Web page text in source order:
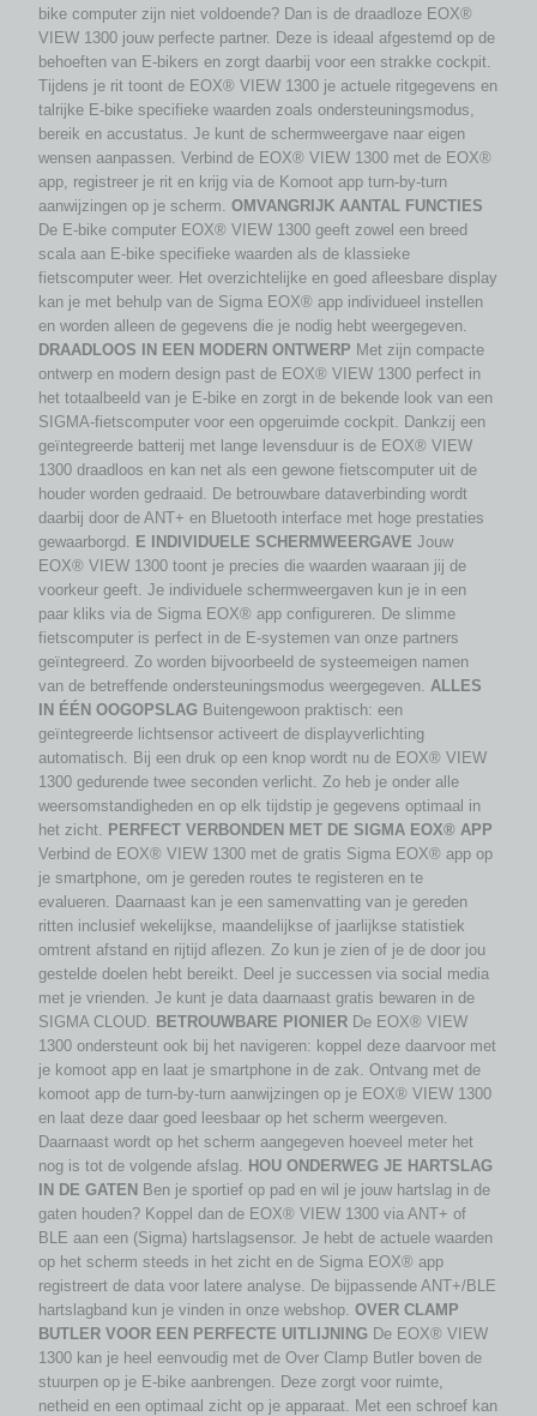
bike computer zijn niet voldoende? Dan is de draadloze EOX®
VIEW 1300 jouw perfecte partner. Deze is ideaal afgestemd op de
behoeften van E-bikers en zorgt daarbij voor een strakke cockpit.
Tijdens je rit toont de EOX® VIEW 1300 je actuele ritgegevens en
talrijke E-bike specifieke waarden zoals ondersteuningsmodus,
bereik en accustatus. Je kunt de schermweergave naar eigen
wensen aanpassen. Verbind de EOX® VIEW 1300 met de EOX®
app, registreer je rit en krijg via de Komoot app turn-by-turn
aanwijzingen op je scherm.OMVANGRIJK AANTAL FUNCTIES
De E-bike computer EOX® VIEW 1300 geeft zowel een breed
scala aan E-bike specifieke waarden als de klassieke
fietscomputer weer. Het overzichtelijke en goed afleesbare display
kan je met behulp van de Sigma EOX® app individueel instellen
en worden alleen de gegevens die je nodig hebt weergegeven.
DRAADLOOS IN EEN MODERN ONTWERP Met zijn compacte
ontwerp en modern design past de EOX® VIEW 1300 perfect in
het totaalbeeld van je E-bike en zorgt in de bekende look van een
SIGMA-fietscomputer voor een opgeruimde cockpit. Dankzij een
geïntegreerde batterij met lange levensduur is de EOX® VIEW
1300 draadloos en kan net als een gewone fietscomputer uit de
houder worden gedraaid. De betrouwbare dataverbinding wordt
daarbij door de ANT+ en Bluetooth interface met hoge prestaties
gewaarborgd.
E INDIVIDUELE SCHERMWEERGAVE Jouw
EOX® VIEW 1300 toont je precies die waarden waaraan jij de
voorkeur geeft. Je individuele schermweergaven kun je in een
paar kliks via de Sigma EOX® app configureren. De slimme
fietscomputer is perfect in de E-systemen van onze partners
geïntegreerd. Zo worden bijvoorbeeld de systeemeigen namen
van de betreffende ondersteuningsmodus weergegeven. ALLES
IN ÉÉN OOGOPSLAG Buitengewoon praktisch: een
geïntegreerde lichtsensor activeert de displayverlichting
automatisch. Bij een druk op een knop wordt nu de EOX® VIEW
1300 gedurende twee seconden verlicht. Zo heb je onder alle
weersomstandigheden en op elk tijdstip je gegevens optimaal in
het zicht.
PERFECT VERBONDEN MET DE SIGMA EOX® APP
Verbind de EOX® VIEW 1300 met de gratis Sigma EOX® app op
je smartphone, om je gereden routes te registeren en te
evalueren. Daarnaast kan je een samenvatting van je gereden
ritten inclusief wekelijkse, maandelijkse of jaarlijkse statistiek
omtrent afstand en rijtijd aflezen. Zo kun je zien of je de door jou
gestelde doelen hebt bereikt. Deel je successen via social media
met je vrienden. Je kunt je data daarnaast gratis bewaren in de
SIGMA CLOUD.
BETROUWBARE PIONIER De EOX® VIEW
1300 ondersteunt ook bij het navigeren: koppel deze daarvoor met
je komoot app en laat je smartphone in de zak. Ontvang met de
komoot app de turn-by-turn aanwijzingen op je EOX® VIEW 1300
en laat deze daar goed leesbaar op het scherm weergeven.
Daarnaast wordt op het scherm aangegeven hoeveel meter het
nog is tot de volgende afslag.
HOU ONDERWEG JE HARTSLAG
IN DE GATEN Ben je sportief op pad en wil je jouw hartslag in de
gaten houden? Koppel dan de EOX® VIEW 1300 via ANT+ of
BLE aan een (Sigma) hartslagsensor. Je hebt de actuele waarden
op het scherm steeds in het zicht en de Sigma EOX® app
registreert de data voor latere analyse. De bijpassende ANT+/BLE
hartslagband kun je vinden in onze webshop.OVER CLAMP
BUTLER VOOR EEN PERFECTE UITLIJNING De EOX® VIEW
1300 kan je heel eenvoudig met de Over Clamp Butler boven de
stuurpen op je E-bike aanbrengen. Deze zorgt voor ruimte,
netheid en een optimaal zicht op je apparaat. Met een schroef kan